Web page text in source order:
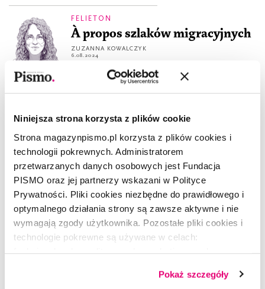
Niniejsza strona korzysta z plików cookie
Strona magazynpismo.pl korzysta z plików cookies i
technologii pokrewnych. Administratorem
przetwarzanych danych osobowych jest Fundacja
PISMO oraz jej partnerzy wskazani w Polityce
Prywatności. Pliki cookies niezbędne do prawidłowego i
optymalnego działania strony są zawsze aktywne i nie
wymagają zgody użytkownika. Pozostałe pliki cookies i
technologie pokrewne są używane w celach:
dobrowolną zgodę na pliki cookies i technologie
Pokaż szczegóły
FELIETON
À propos szlaków migracyjnych
ZUZANNA KOWALCZYK
6.08.2024
wiosny?
DALIA MIKULSKA
3.07.2024
REPORTAŻ
Śladami bezrobotnych
Amerykanów
IZA KLEMENTOWSKA
FELIETON
Normalny populista. Dlaczego
Holendrzy zagłosowali na